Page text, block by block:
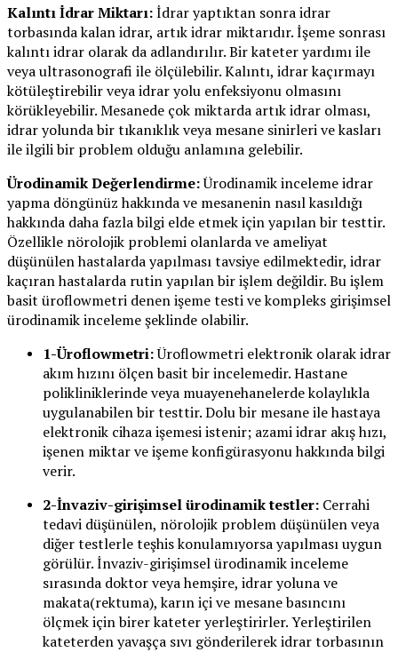
Kalıntı İdrar Miktarı:İdrar yaptıktan sonra idrar
torbasında kalan idrar, artık idrar miktarıdır. İşeme sonrası
kalıntı idrar olarak da adlandırılır. Bir kateter yardımı ile
veya ultrasonografi ile ölçülebilir. Kalıntı, idrar kaçırmayı
kötüleştirebilir veya idrar yolu enfeksiyonu olmasını
körükleyebilir. Mesanede çok miktarda artık idrar olması,
idrar yolunda bir tıkanıklık veya mesane sinirleri ve kasları
ile ilgili bir problem olduğu anlamına gelebilir.
Ürodinamik Değerlendirme:Ürodinamik inceleme idrar
yapma döngünüz hakkında ve mesanenin nasıl kasıldığı
hakkında daha fazla bilgi elde etmek için yapılan bir testtir.
Özellikle nörolojik problemi olanlarda ve ameliyat
düşünülen hastalarda yapılması tavsiye edilmektedir, idrar
kaçıran hastalarda rutin yapılan bir işlem değildir. Bu işlem
basit üroflowmetri denen işeme testi ve kompleks girişimsel
ürodinamik inceleme şeklinde olabilir.
1-Üroflowmetri:Üroflowmetri elektronik olarak idrar
akım hızını ölçen basit bir incelemedir. Hastane
polikliniklerinde veya muayenehanelerde kolaylıkla
uygulanabilen bir testtir. Dolu bir mesane ile hastaya
elektronik cihaza işemesi istenir; azami idrar akış hızı,
işenen miktar ve işeme konfigürasyonu hakkında bilgi
verir.
2-İnvaziv-girişimsel ürodinamik testler: Cerrahi
tedavi düşünülen, nörolojik problem düşünülen veya
diğer testlerle teşhis konulamıyorsa yapılması uygun
görülür. İnvaziv-girişimsel ürodinamik inceleme
sırasında doktor veya hemşire, idrar yoluna ve
makata(rektuma), karın içi ve mesane basıncını
ölçmek için birer kateter yerleştirirler. Yerleştirilen
kateterden yavaşça sıvı gönderilerek idrar torbasının